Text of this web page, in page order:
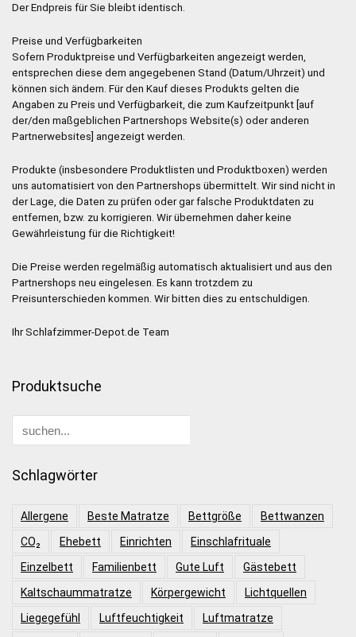
Der Endpreis für Sie bleibt identisch.
Preise und Verfügbarkeiten
Sofern Produktpreise und Verfügbarkeiten angezeigt werden,
entsprechen diese dem angegebenen Stand (Datum/Uhrzeit) und
können sich ändern. Für den Kauf dieses Produkts gelten die
Angaben zu Preis und Verfügbarkeit, die zum Kaufzeitpunkt [auf
der/den maßgeblichen Partnershops Website(s) oder anderen
Partnerwebsites] angezeigt werden.
Produkte (insbesondere Produktlisten und Produktboxen) werden
uns automatisiert von den Partnershops übermittelt. Wir sind nicht in
der Lage, die Daten zu prüfen oder gar falsche Produktdaten zu
entfernen, bzw. zu korrigieren. Wir übernehmen daher keine
Gewährleistung für die Richtigkeit!
Die Preise werden regelmäßig automatisch aktualisiert und aus den
Partnershops neu eingelesen. Es kann trotzdem zu
Preisunterschieden kommen. Wir bitten dies zu entschuldigen.
Ihr Schlafzimmer-Depot.de Team
Produktsuche
Schlagwörter
Allergene Beste Matratze Bettgröße
Bettwanzen
CO₂
Ehebett Einrichten
Einschlafrituale
Einzelbett
Familienbett Gute Luft
Gästebett
Kaltschaummatratze
Körpergewicht
Lichtquellen
Liegegefühl
Luftfeuchtigkeit Luftmatratze